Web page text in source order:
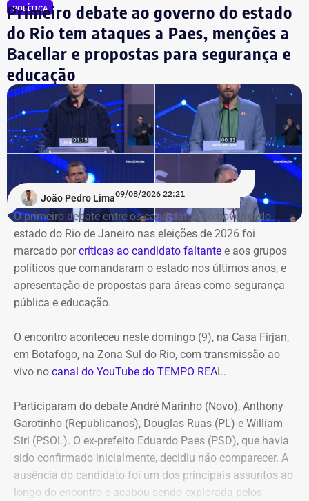
POLÍTICA
Primeiro debate ao governo do estado
do Rio tem ataques a Paes, menções a
Bacellar e propostas para segurança e
educação
João Pedro Lima09/08/2026 22:21
O primeiro debate entre os candidatos ao governo do
estado do Rio de Janeiro nas eleições de 2026 foi
marcado porcríticas ao candidato faltante e aos grupos
políticos que comandaram o estado nos últimos anos, e
apresentação de propostas para áreas como segurança
pública e educação.
O encontro aconteceu neste domingo (9), na Casa Firjan,
em Botafogo, na Zona Sul do Rio, com transmissão ao
vivo no canal do YouTube do TEMPO REAL.
Participaram do debate André Marinho (Novo), Anthony
Garotinho (Republicanos), Douglas Ruas (PL) e William
Siri (PSOL). O ex-prefeito Eduardo Paes (PSD), que havia
sido confirmado inicialmente, decidiu não comparecer. A
ausência do candidato foi um dos principais assuntos ao
longo do encontro e acabou sendo explorada pelos